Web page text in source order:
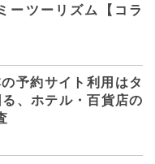
ーツーリズム【コラ
予約サイト利用はタ
、ホテル・百貨店の